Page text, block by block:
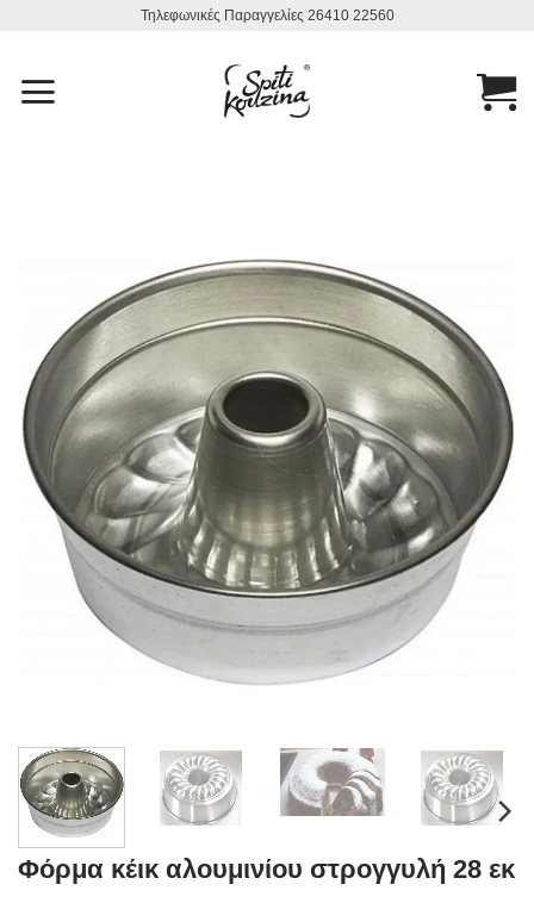
Τηλεφωνικές Παραγγελίες 26410 22560
Φόρμα κέικ αλουμινίου στρογγυλή 28 εκ